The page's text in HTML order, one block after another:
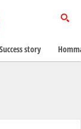
Success story